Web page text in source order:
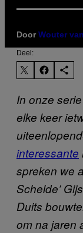
DoorWouter
Deel:
In onze serie
elke keer
interessante
spreken we
Schelde’
Duits
om na jaren